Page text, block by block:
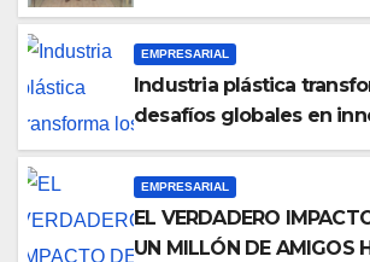
destacar» y continúa su
nacional
EMPRESARIAL
Industria plástica
desafíos globales en
nuevas oportunidades
EMPRESARIAL
EL VERDADERO
UN MILLÓN DE AMIGOS